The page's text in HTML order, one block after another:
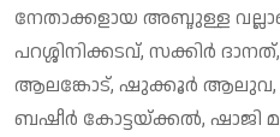
നേതാക്കളായ അബ്ദുള്ള
പറശ്ശിനിക്കടവ്, സക്കിര്‍
ആലങ്കോട്, ഷുക്കൂര്‍ ആലുവ,
ബഷീര്‍ കോട്ടയ്ക്കല്‍,